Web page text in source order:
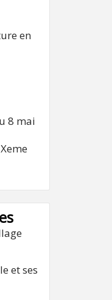
en
8 mai
et ses